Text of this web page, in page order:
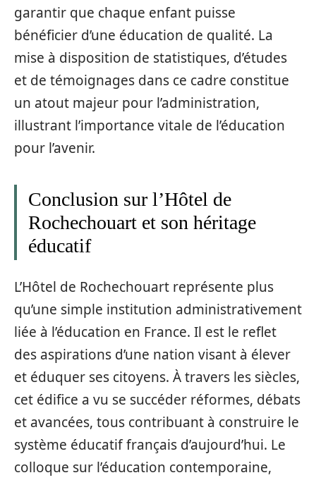
garantir que chaque enfant puisse
bénéficier d’une éducation de qualité. La
mise à disposition de statistiques, d’études
et de témoignages dans ce cadre constitue
un atout majeur pour l’administration,
illustrant l’importance vitale de l’éducation
pour l’avenir.
Conclusion sur l’Hôtel de
Rochechouart et son héritage
éducatif
L’Hôtel de Rochechouart représente plus
qu’une simple institution administrativement
liée à l’éducation en France. Il est le reflet
des aspirations d’une nation visant à élever
et éduquer ses citoyens. À travers les siècles,
cet édifice a vu se succéder réformes, débats
et avancées, tous contribuant à construire le
système éducatif français d’aujourd’hui. Le
colloque sur l’éducation contemporaine,